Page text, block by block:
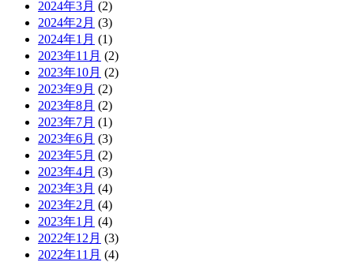
2024年3月 (2)
2024年2月 (3)
2024年1月 (1)
2023年11月 (2)
2023年10月 (2)
2023年9月 (2)
2023年8月 (2)
2023年7月 (1)
2023年6月 (3)
2023年5月 (2)
2023年4月 (3)
2023年3月 (4)
2023年2月 (4)
2023年1月 (4)
2022年12月 (3)
2022年11月 (4)